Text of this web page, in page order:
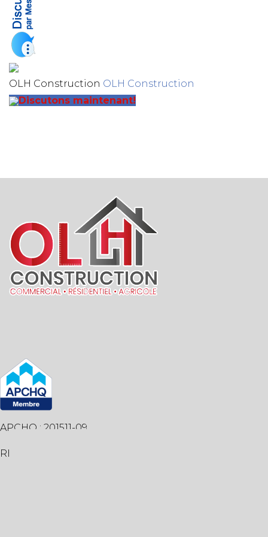
OLH Construction OLH Construction
Discutons maintenant!
APCHQ : 201511-09
RBQ : 5797-7019-01